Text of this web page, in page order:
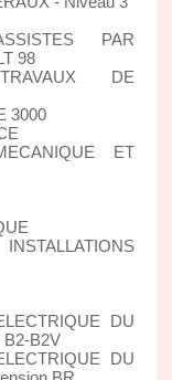
PAR
98
DE
3000
ET
DU
B2V
DU